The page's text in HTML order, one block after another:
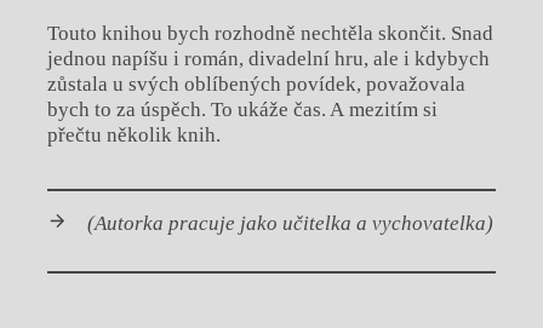
Touto knihou bych rozhodně nechtěla skončit. Snad
jednou napíšu i román, divadelní hru, ale i kdybych
zůstala u svých oblíbených povídek, považovala
bych to za úspěch. To ukáže čas. A mezitím si
přečtu několik knih.
(Autorka pracuje jako učitelka a vychovatelka)